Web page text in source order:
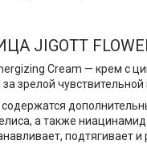
JIGOTT
Cream — крем с
зрелой
содержатся
а также
подтягивает